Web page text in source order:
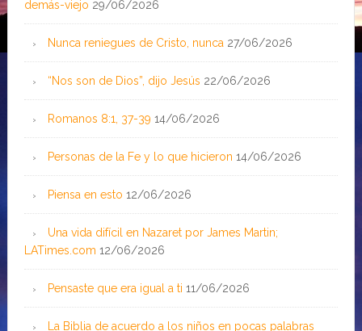
demás-viejo 29/06/2026
Nunca reniegues de Cristo, nunca 27/06/2026
“Nos son de Dios”, dijo Jesús 22/06/2026
Romanos 8:1, 37-39 14/06/2026
Personas de la Fe y lo que hicieron 14/06/2026
Piensa en esto 12/06/2026
Una vida difícil en Nazaret por James Martin;
LATimes.com 12/06/2026
Pensaste que era igual a ti 11/06/2026
La Biblia de acuerdo a los niños en pocas palabras